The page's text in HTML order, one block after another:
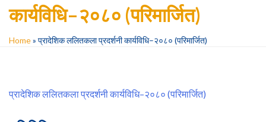
कार्यविधि–२०८० (परिमार्जित)
Home» प्रादेशिक ललितकला प्रदर्शनी कार्यविधि–२०८० (परिमार्जित)
प्रादेशिक ललितकला प्रदर्शनी कार्यविधि–२०८० (परिमार्जित)